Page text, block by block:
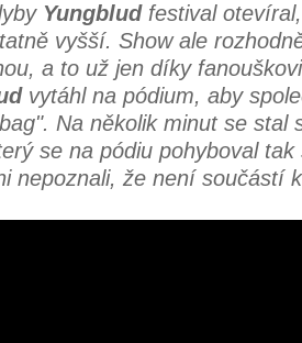
Yungblud festival
vyšší. Show ale
a to už jen díky
vytáhl na pódium, aby
Na několik minut se stal
se na pódiu pohyboval
nepoznali, že není součástí